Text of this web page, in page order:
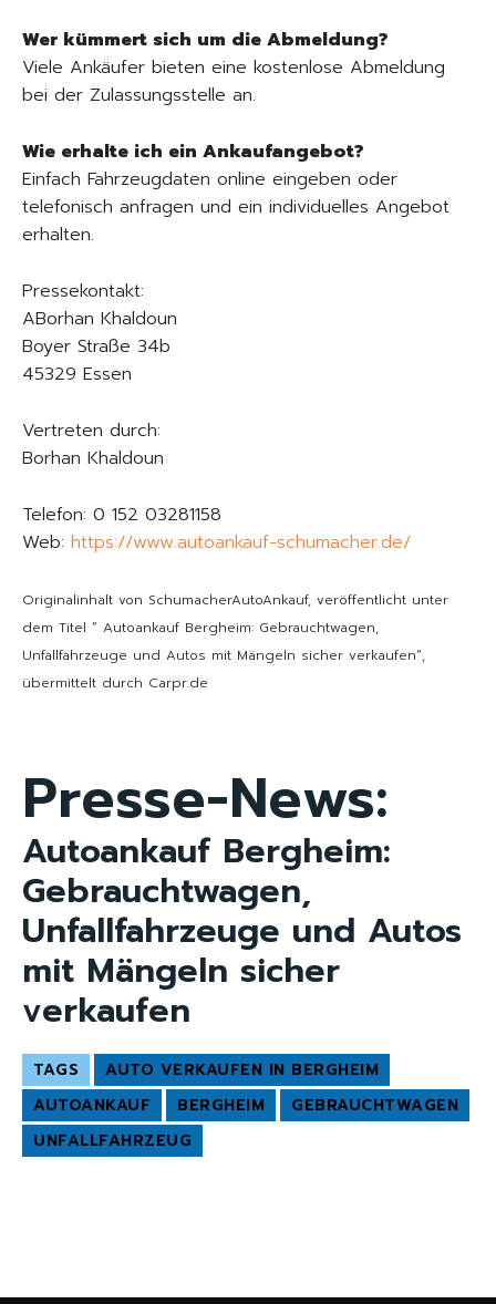
Wer kümmert sich um die Abmeldung?
Viele Ankäufer bieten eine kostenlose Abmeldung
bei der Zulassungsstelle an.
Wie erhalte ich ein Ankaufangebot?
Einfach Fahrzeugdaten online eingeben oder
telefonisch anfragen und ein individuelles Angebot
erhalten.
Pressekontakt:
ABorhan Khaldoun
Boyer Straße 34b
45329 Essen
Vertreten durch:
Borhan Khaldoun
Telefon: 0 152 03281158
Web: https://www.autoankauf-schumacher.de/
Originalinhalt von SchumacherAutoAnkauf, veröffentlicht unter
dem Titel “ Autoankauf Bergheim: Gebrauchtwagen,
Unfallfahrzeuge und Autos mit Mängeln sicher verkaufen“,
übermittelt durch Carpr.de
Presse-News:
Autoankauf Bergheim:
Gebrauchtwagen,
Unfallfahrzeuge und Autos
mit Mängeln sicher
verkaufen
TAGS
AUTO VERKAUFEN IN BERGHEIM
AUTOANKAUF
BERGHEIM
GEBRAUCHTWAGEN
UNFALLFAHRZEUG